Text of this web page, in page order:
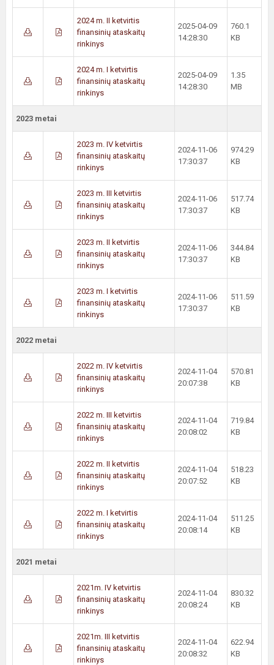
2024 m. II ketvirtis
finansinių ataskaitų
rinkinys
2025-04-09
14:28:30
760.1
KB
2024 m. I ketvirtis
finansinių ataskaitų
rinkinys
2025-04-09
14:28:30
1.35
MB
2023 metai
2023 m. IV ketvirtis
finansinių ataskaitų
rinkinys
2024-11-06
17:30:37
974.29
KB
2023 m. III ketvirtis
finansinių ataskaitų
rinkinys
2024-11-06
17:30:37
517.74
KB
2023 m. II ketvirtis
finansinių ataskaitų
rinkinys
2024-11-06
17:30:37
344.84
KB
2023 m. I ketvirtis
finansinių ataskaitų
rinkinys
2024-11-06
17:30:37
511.59
KB
2022 metai
2022 m. IV ketvirtis
finansinių ataskaitų
rinkinys
2024-11-04
20:07:38
570.81
KB
2022 m. III ketvirtis
finansinių ataskaitų
rinkinys
2024-11-04
20:08:02
719.84
KB
2022 m. II ketvirtis
finansinių ataskaitų
rinkinys
2024-11-04
20:07:52
518.23
KB
2022 m. I ketvirtis
finansinių ataskaitų
rinkinys
2024-11-04
20:08:14
511.25
KB
2021 metai
2021m. IV ketvirtis
finansinių ataskaitų
rinkinys
2024-11-04
20:08:24
830.32
KB
2021m. III ketvirtis
finansinių ataskaitų
rinkinys
2024-11-04
20:08:32
622.94
KB